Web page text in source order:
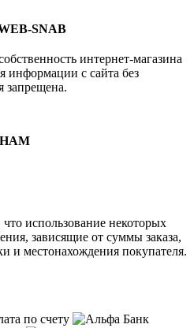
SNAB
интернет-магазина
с сайта без
запрещена.
использование некоторых
зависящие от суммы заказа,
и местонахождения покупателя.